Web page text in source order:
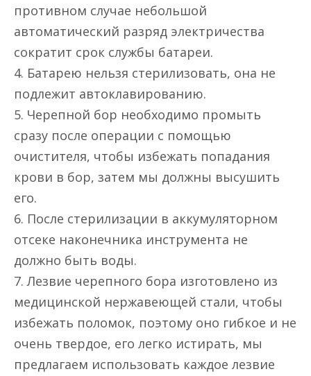
противном случае небольшой
автоматический разряд электричества
сократит срок службы батареи.
4. Батарею нельзя стерилизовать, она не
подлежит автоклавированию.
5. Черепной бор необходимо промыть
сразу после операции с помощью
очистителя, чтобы избежать попадания
крови в бор, затем мы должны высушить
его.
6. После стерилизации в аккумуляторном
отсеке наконечника инструмента не
должно быть воды.
7. Лезвие черепного бора изготовлено из
медицинской нержавеющей стали, чтобы
избежать поломок, поэтому оно гибкое и не
очень твердое, его легко истирать, мы
предлагаем использовать каждое лезвие